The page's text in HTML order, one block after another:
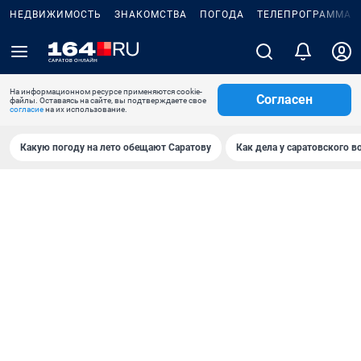
НЕДВИЖИМОСТЬ ЗНАКОМСТВА ПОГОДА ТЕЛЕПРОГРАММА
На информационном ресурсе применяются cookie-
файлы. Оставаясь на сайте, вы подтверждаете свое
согласиена их использование.
Согласен
Какую погоду на лето обещают Саратову Как дела у саратовского